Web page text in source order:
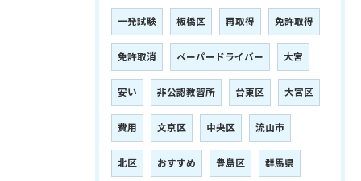
一発試験 板橋区 再取得 免許取得
免許取消 ペーパードライバー 大宮
安い 非公認教習所 台東区 大宮区
費用 文京区 中央区 流山市
北区 おすすめ 豊島区 群馬県